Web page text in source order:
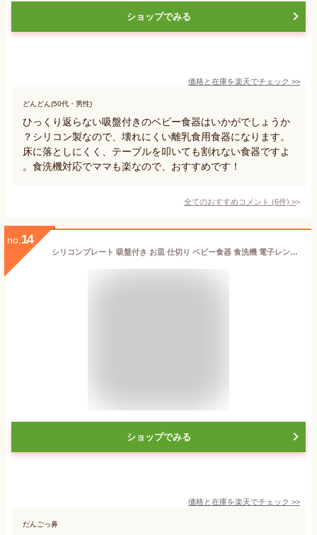
ショップでみる
価格と在庫を楽天でチェック >>
どんどん(50代・男性)
ひっくり返らない吸盤付きのベビー食器はいかがでしょうか
？シリコン製なので、壊れにくい離乳食用食器になります。
床に落としにくく、テーブルを叩いても割れない食器ですよ
。食洗機対応でママも楽なので、おすすめです！
全てのおすすめコメント (6件) >
no. 14
シリコンプレート 吸盤付き お皿 仕切り ベビー食器 食洗機 電子レンジ 冷蔵庫 可能 子供 赤ちゃん 離乳食 食事 かわいい カラバリ おしゃれ ひっくり返らない 吸盤 tots & togs tots and togs トッツアンドトグス 出産祝い ギフト 送料無料
ショップでみる
価格と在庫を楽天でチェック >>
だんごっ鼻